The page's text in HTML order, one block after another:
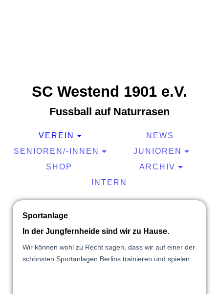
SC Westend 1901 e.V.
Fussball auf Naturrasen
VEREIN
NEWS
SENIOREN/-INNEN
JUNIOREN
SHOP
ARCHIV
INTERN
Sportanlage
In der Jungfernheide sind wir zu Hause.
Wir können wohl zu Recht sagen, dass wir auf einer der
schönsten Sportanlagen Berlins trainieren und spielen.